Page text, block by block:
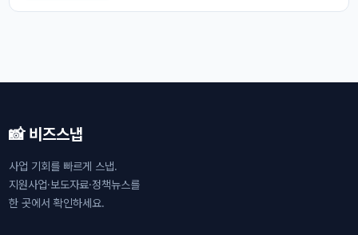
📸 비즈스냅
사업 기회를 빠르게 스냅.
지원사업·보도자료·정책뉴스를
한 곳에서 확인하세요.